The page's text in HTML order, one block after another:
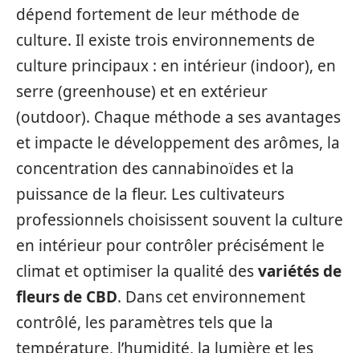
dépend fortement de leur méthode de
culture. Il existe trois environnements de
culture principaux : en intérieur (indoor), en
serre (greenhouse) et en extérieur
(outdoor). Chaque méthode a ses avantages
et impacte le développement des arômes, la
concentration des cannabinoïdes et la
puissance de la fleur. Les cultivateurs
professionnels choisissent souvent la culture
en intérieur pour contrôler précisément le
climat et optimiser la qualité desvariétés de
fleurs de CBD. Dans cet environnement
contrôlé, les paramètres tels que la
température, l’humidité, la lumière et les